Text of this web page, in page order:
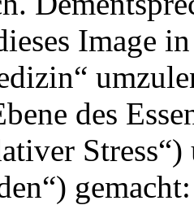
Image
des
gemacht: